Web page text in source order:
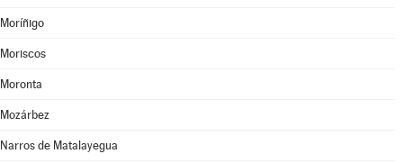
Moríñigo
Moriscos
Moronta
Mozárbez
Narros de Matalayegua